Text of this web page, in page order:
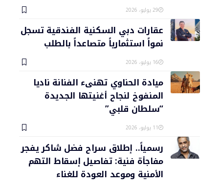
29 يوليو، 2026
عقارات دبي السكنية الفندقية تسجل
نمواً استثمارياً متصاعداً بالطلب
16 يوليو، 2026
ميادة الحناوي تهنىء الفنانة ناديا
المنفوخ لنجاح أغنيتها الجديدة
“سلطان قلبي”
11 يوليو، 2026
رسمياً.. إطلاق سراح فضل شاكر يفجر
مفاجأة فنية: تفاصيل إسقاط التهم
الأمنية وموعد العودة للغناء